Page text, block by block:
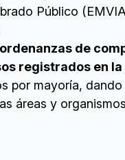
Público
de
registrados en
por mayoría,
áreas y